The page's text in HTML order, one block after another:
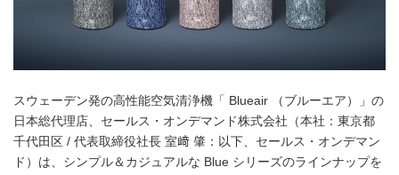
スウェーデン発の高性能空気清浄機「 Blueair （ブルーエア）」の
日本総代理店、セールス・オンデマンド株式会社（本社：東京都
千代田区 / 代表取締役社長 室﨑 肇：以下、セールス・オンデマン
ド）は、シンプル＆カジュアルな Blue シリーズのラインナップを